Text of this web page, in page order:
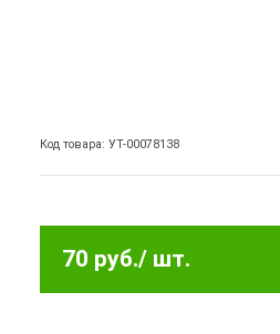
Код товара: УТ-00078138
70 руб./ шт.